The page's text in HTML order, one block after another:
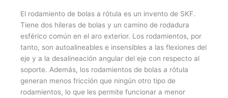
El rodamiento de bolas a rótula es un invento de SKF.
Tiene dos hileras de bolas y un camino de rodadura
esférico común en el aro exterior. Los rodamientos, por
tanto, son autoalineables e insensibles a las flexiones del
eje y a la desalineación angular del eje con respecto al
soporte. Además, los rodamientos de bolas a rótula
generan menos fricción que ningún otro tipo de
rodamientos, lo que les permite funcionar a menor